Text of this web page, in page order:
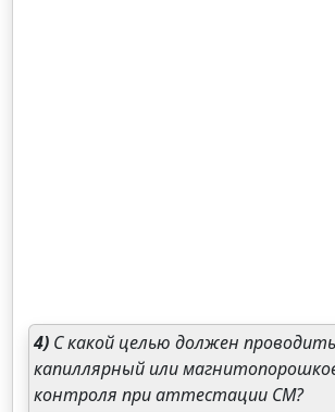
4) С какой целью должен
капиллярный или
контроля при аттестации СМ?